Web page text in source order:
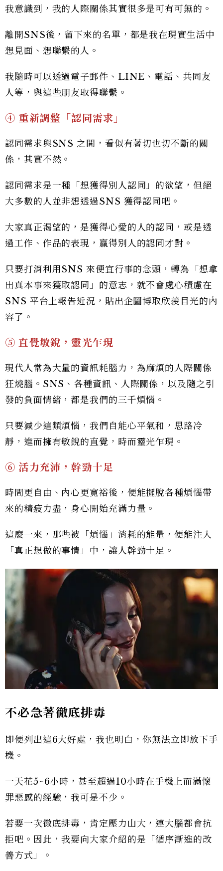
我意識到，我的人際關係其實很多是可有可無的。
離開SNS後，留下來的名單，都是我在現實生活中
想見面、想聯繫的人。
我隨時可以透過電子郵件、LINE、電話、共同友
人等，與這些朋友取得聯繫。
④ 重新調整「認同需求」
認同需求與SNS 之間，看似有著切也切不斷的關
係，其實不然。
認同需求是一種「想獲得別人認同」的欲望，但絕
大多數的人並非想透過SNS 獲得認同吧。
大家真正渴望的，是獲得心愛的人的認同，或是透
過工作、作品的表現，贏得別人的認同才對。
只要打消利用SNS 來便宜行事的念頭，轉為「想拿
出真本事來獲取認同」的意志，就不會處心積慮在
SNS 平台上報告近況，貼出企圖博取欣羨目光的內
容了。
⑤ 直覺敏銳，靈光乍現
現代人常為大量的資訊耗腦力，為麻煩的人際關係
狂燒腦。SNS、各種資訊、人際關係，以及隨之引
發的負面情緒，都是我們的三千煩惱。
只要減少這類煩惱，我們自能心平氣和，思路冷
靜，進而擁有敏銳的直覺，時而靈光乍現。
⑥ 活力充沛，幹勁十足
時間更自由、內心更寬裕後，便能擺脫各種煩惱帶
來的精疲力盡，身心開始充滿力量。
這麼一來，那些被「煩惱」消耗的能量，便能注入
「真正想做的事情」中，讓人幹勁十足。
不必急著徹底排毒
即便列出這6大好處，我也明白，你無法立即放下手
機。
一天花5~6小時，甚至超過10小時在手機上而滿懷
罪惡感的經驗，我可是不少。
若要一次徹底排毒，肯定壓力山大，連大腦都會抗
拒吧。因此，我要向大家介紹的是「循序漸進的改
善方式」。